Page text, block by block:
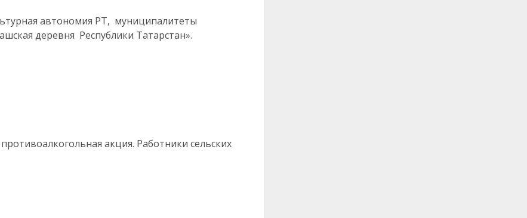
автономия РТ, муниципалитеты
деревня Республики Татарстан».
акция. Работники сельских